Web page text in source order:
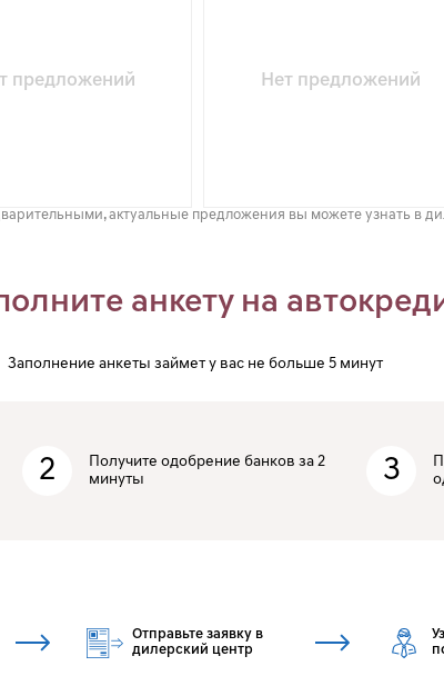
предложений Нет предложений
актуальные предложения вы можете узнать в
анкету на
Заполнение анкеты займет у вас не больше 5 минут
2
Получите одобрение банков за 2
минуты
3
Отправьте заявку в
дилерский центр